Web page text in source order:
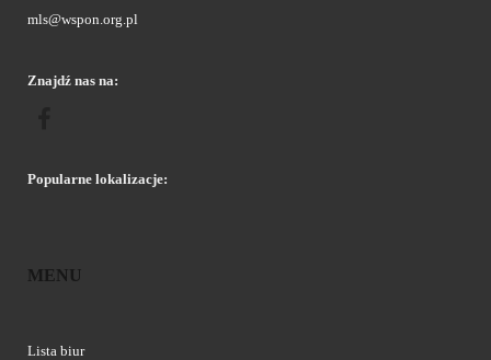
mls@wspon.org.pl
Znajdź nas na:
Popularne lokalizacje:
MENU
Lista biur